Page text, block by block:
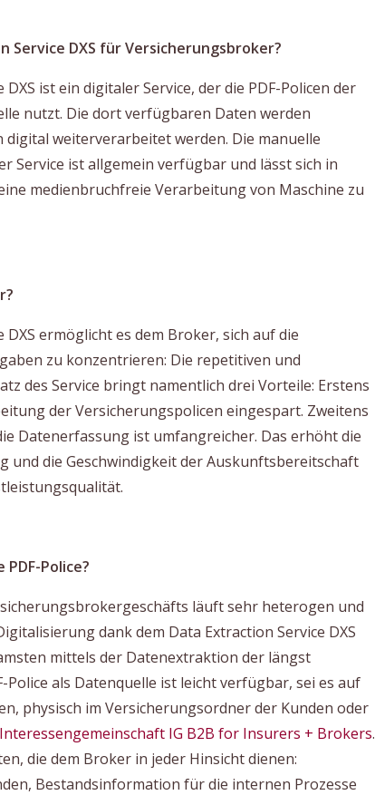
Service DXS für Versicherungsbroker?
ist ein digitaler Service, der die PDF-Policen der
nutzt. Die dort verfügbaren Daten werden
weiterverarbeitet werden. Die manuelle
Service ist allgemein verfügbar und lässt sich in
medienbruchfreie Verarbeitung von Maschine zu
DXS ermöglicht es dem Broker, sich auf die
zu konzentrieren: Die repetitiven und
des Service bringt namentlich drei Vorteile: Erstens
der Versicherungspolicen eingespart. Zweitens
Datenerfassung ist umfangreicher. Das erhöht die
und die Geschwindigkeit der Auskunftsbereitschaft
Police?
läuft sehr heterogen und
dank dem Data Extraction Service DXS
mittels der Datenextraktion der längst
Police als Datenquelle ist leicht verfügbar, sei es auf
physisch im Versicherungsordner der Kunden oder
IG B2B for Insurers + Brokers.
die dem Broker in jeder Hinsicht dienen:
Bestandsinformation für die internen Prozesse